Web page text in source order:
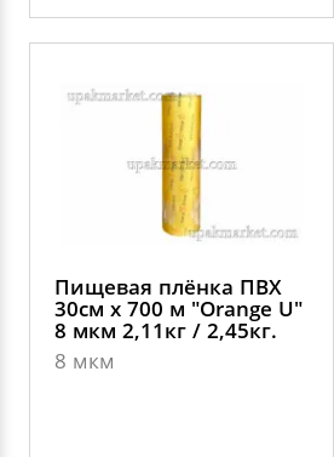
Пищевая плёнка ПВХ
30см х 700 м "Оrange U"
8 мкм 2,11кг / 2,45кг.
8 мкм